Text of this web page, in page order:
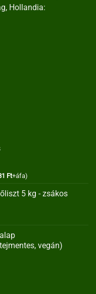
Hollandia:
Ft+áfa)
5 kg - zsákos
vegán)